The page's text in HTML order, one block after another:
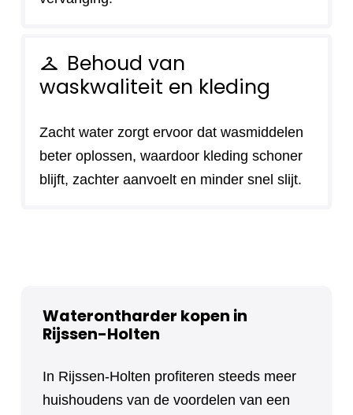
checkroom Behoud van
waskwaliteit en kleding
Zacht water zorgt ervoor dat wasmiddelen
beter oplossen, waardoor kleding schoner
blijft, zachter aanvoelt en minder snel slijt.
Waterontharder kopen in
Rijssen-Holten
In Rijssen-Holten profiteren steeds meer
huishoudens van de voordelen van een